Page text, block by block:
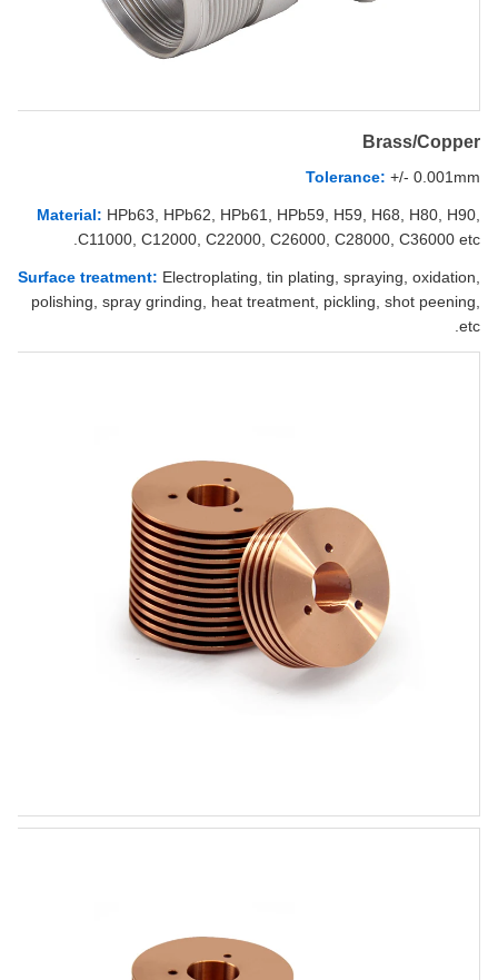
Brass/Copper
Tolerance: +/- 0.001mm
Material: HPb63, HPb62, HPb61, HPb59, H59, H68, H80, H90,
C11000, C12000, C22000, C26000, C28000, C36000 etc.
Surface treatment: Electroplating, tin plating, spraying, oxidation,
polishing, spray grinding, heat treatment, pickling, shot peening,
etc.